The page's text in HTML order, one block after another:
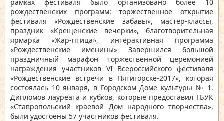
рамках фестиваля было организовано более 10
рождественских программ: торжественное открытие
фестиваля «Рождественские забавы», мастер-классы,
праздник «Крещенские вечерки», благотворительная
ярмарка «Жар-птица», интерактивная программа
«Рождественские именины» Завершился большой
праздничный марафон торжественной церемонией
награждения участников VI Всероссийского фестиваля
«Рождественские встречи в Пятигорске-2017», которая
состоялась 10 января, в Городском Доме культуры № 1.
Дипломов лауреата и кубков, которые предоставил ГБУК
«Ставропольский краевой Дом народного творчества»,
были удостоены 57 участников фестиваля.